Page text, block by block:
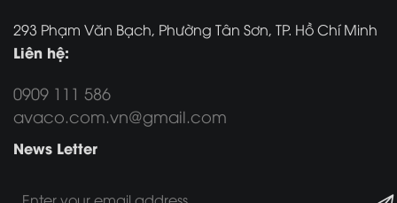
293 Phạm Văn Bạch, Phường Tân Sơn, TP. Hồ Chí Minh
Liên hệ:
0909 111 586
avaco.com.vn@gmail.com
News Letter